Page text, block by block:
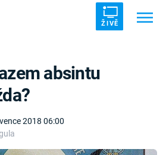
ŽIVĚ
2018 06:00
absintu